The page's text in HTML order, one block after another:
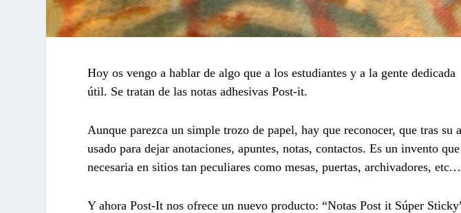
Hoy os vengo a hablar de algo que a los estudiantes y a la gente
útil. Se tratan de las notas adhesivas Post-it.
Aunque parezca un simple trozo de papel, hay que reconocer, que tras
usado para dejar anotaciones, apuntes, notas, contactos. Es un invento
necesaria en sitios tan peculiares como mesas, puertas, archivadores,
Y ahora Post-It nos ofrece un nuevo producto: “Notas Post it Súper